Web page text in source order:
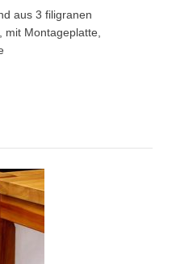
aus 3 filigranen
mit Montageplatte,